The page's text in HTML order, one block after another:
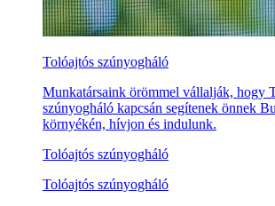
Tolóajtós szúnyogháló
Munkatársaink örömmel vállalják, hogy
szúnyogháló kapcsán segítenek önnek
környékén, hívjon és indulunk.
Tolóajtós szúnyogháló
Tolóajtós szúnyogháló